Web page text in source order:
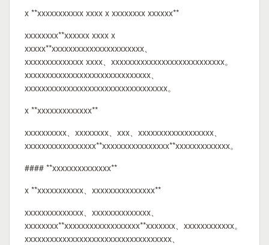
x **xxxxxxxxxxx xxxx x xxxxxxxx xxxxxx**
xxxxxxxx**xxxxxx xxxx x
xxxxx**xxxxxxxxxxxxxxxxxxxxxx、
xxxxxxxxxxxxxx xxxx、xxxxxxxxxxxxxxxxxxxxxxxxxxx。
xxxxxxxxxxxxxxxxxxxxxxxxxxxxxx、
xxxxxxxxxxxxxxxxxxxxxxxxxxxxxxxxxx。
x **xxxxxxxxxxxxx**
xxxxxxxxxx、xxxxxxxx、xxx、xxxxxxxxxxxxxxxxxx、
xxxxxxxxxxxxxxxxx**xxxxxxxxxxxxxxxx**xxxxxxxxxxxxx。
#### **xxxxxxxxxxxxxx**
x **xxxxxxxxxxx、xxxxxxxxxxxxxxx**
xxxxxxxxxxxxxx、xxxxxxxxxxxxxx、
xxxxxxxx**xxxxxxxxxxxxxxxxxx**xxxxxxx、xxxxxxxxxxxx。
xxxxxxxxxxxxxxxxxxxxxxxxxxxxxxxxxxx、